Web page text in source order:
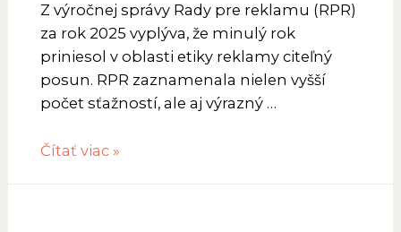
Z výročnej správy Rady pre reklamu (RPR)
za rok 2025 vyplýva, že minulý rok
priniesol v oblasti etiky reklamy citeľný
posun. RPR zaznamenala nielen vyšší
počet sťažností, ale aj výrazný …
Počet
Čítať viac »